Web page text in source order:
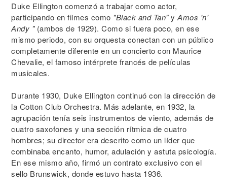
Duke Ellington comenzó a trabajar como actor,
participando en filmes como "Black and Tan"y Amos 'n'
Andy "(ambos de 1929). Como si fuera poco, en ese
mismo periodo, con su orquesta conectan con un público
completamente diferente en un concierto con Maurice
Chevalie, el famoso intérprete francés de películas
musicales.
Durante 1930, Duke Ellington continuó con la dirección de
la Cotton Club Orchestra. Más adelante, en 1932, la
agrupación tenía seis instrumentos de viento, además de
cuatro saxofones y una sección rítmica de cuatro
hombres; su director era descrito como un líder que
combinaba encanto, humor, adulación y astuta psicología.
En ese mismo año, firmó un contrato exclusivo con el
sello Brunswick, donde estuvo hasta 1936.